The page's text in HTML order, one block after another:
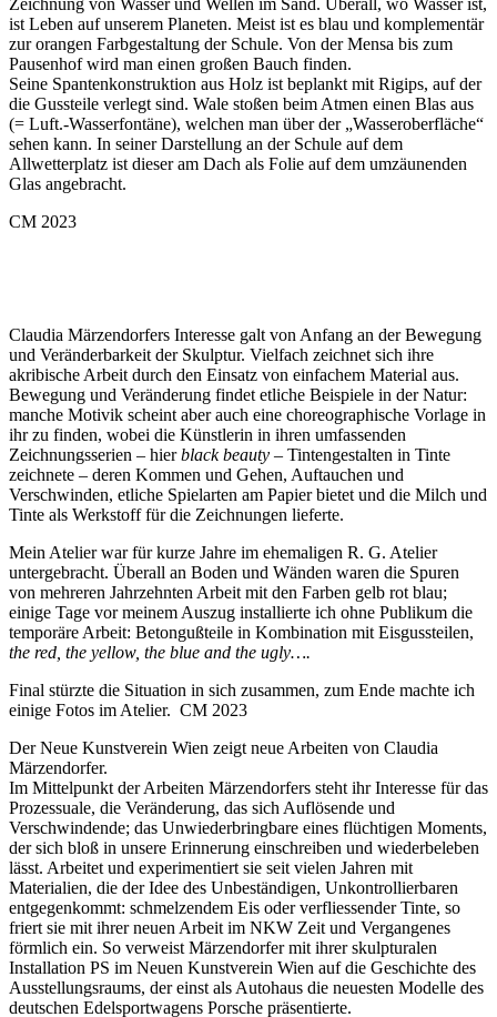
ist Leben auf unserem Planeten. Meist ist es blau und komplementär
zur orangen Farbgestaltung der Schule. Von der Mensa bis zum
Pausenhof wird man einen großen Bauch finden.
Seine Spantenkonstruktion aus Holz ist beplankt mit Rigips, auf der
die Gussteile verlegt sind. Wale stoßen beim Atmen einen Blas aus
(= Luft.-Wasserfontäne), welchen man über der „Wasseroberfläche“
sehen kann. In seiner Darstellung an der Schule auf dem
Allwetterplatz ist dieser am Dach als Folie auf dem umzäunenden
Glas angebracht.
CM 2023
Claudia Märzendorfers Interesse galt von Anfang an der Bewegung
und Veränderbarkeit der Skulptur. Vielfach zeichnet sich ihre
akribische Arbeit durch den Einsatz von einfachem Material aus.
Bewegung und Veränderung findet etliche Beispiele in der Natur:
manche Motivik scheint aber auch eine choreographische Vorlage in
ihr zu finden, wobei die Künstlerin in ihren umfassenden
Zeichnungsserien – hierblack beauty – Tintengestalten in Tinte
zeichnete – deren Kommen und Gehen, Auftauchen und
Verschwinden, etliche Spielarten am Papier bietet und die Milch und
Tinte als Werkstoff für die Zeichnungen lieferte.
Mein Atelier war für kurze Jahre im ehemaligen R. G. Atelier
untergebracht. Überall an Boden und Wänden waren die Spuren
von mehreren Jahrzehnten Arbeit mit den Farben gelb rot blau;
einige Tage vor meinem Auszug installierte ich ohne Publikum die
temporäre Arbeit: Betongußteile in Kombination mit Eisgussteilen,
the red, the yellow, the blue and the ugly….
Final stürzte die Situation in sich zusammen, zum Ende machte ich
einige Fotos im Atelier. CM 2023
Der Neue Kunstverein Wien zeigt neue Arbeiten von Claudia
Märzendorfer.
Im Mittelpunkt der Arbeiten Märzendorfers steht ihr Interesse für das
Prozessuale, die Veränderung, das sich Auflösende und
Verschwindende; das Unwiederbringbare eines flüchtigen Moments,
der sich bloß in unsere Erinnerung einschreiben und wiederbeleben
lässt. Arbeitet und experimentiert sie seit vielen Jahren mit
Materialien, die der Idee des Unbeständigen, Unkontrollierbaren
entgegenkommt: schmelzendem Eis oder verfliessender Tinte, so
friert sie mit ihrer neuen Arbeit im NKW Zeit und Vergangenes
förmlich ein. So verweist Märzendorfer mit ihrer skulpturalen
Installation PS im Neuen Kunstverein Wien auf die Geschichte des
Ausstellungsraums, der einst als Autohaus die neuesten Modelle des
deutschen Edelsportwagens Porsche präsentierte.